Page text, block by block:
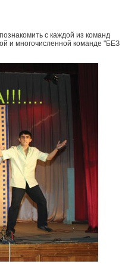
с каждой из команд
и многочисленной команде "БЕЗ